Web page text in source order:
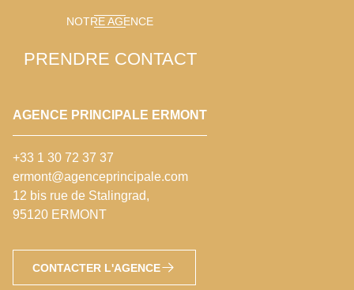
NOTRE AGENCE
PRENDRE CONTACT
AGENCE PRINCIPALE ERMONT
+33 1 30 72 37 37
ermont@agenceprincipale.com
12 bis rue de Stalingrad,
95120 ERMONT
CONTACTER L'AGENCE